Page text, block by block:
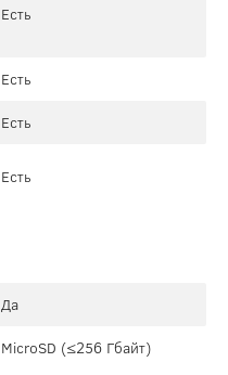
Есть
Есть
Есть
Есть
Да
MicroSD (≤256 Гбайт)